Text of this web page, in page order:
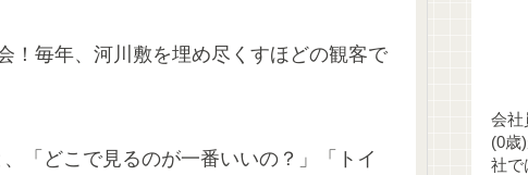
！毎年、河川敷を埋め尽くすほどの観客で
「どこで見るのが一番いいの？」「トイ
会社
(0歳
社で